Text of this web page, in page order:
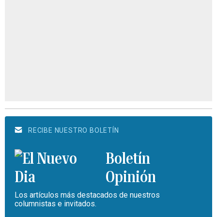
RECIBE NUESTRO BOLETÍN
Boletín
Opinión
Los artículos más destacados de nuestros
columnistas e invitados.